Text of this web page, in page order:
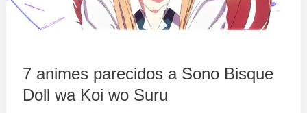
7 animes parecidos a Sono Bisque
Doll wa Koi wo Suru
Koi
wo